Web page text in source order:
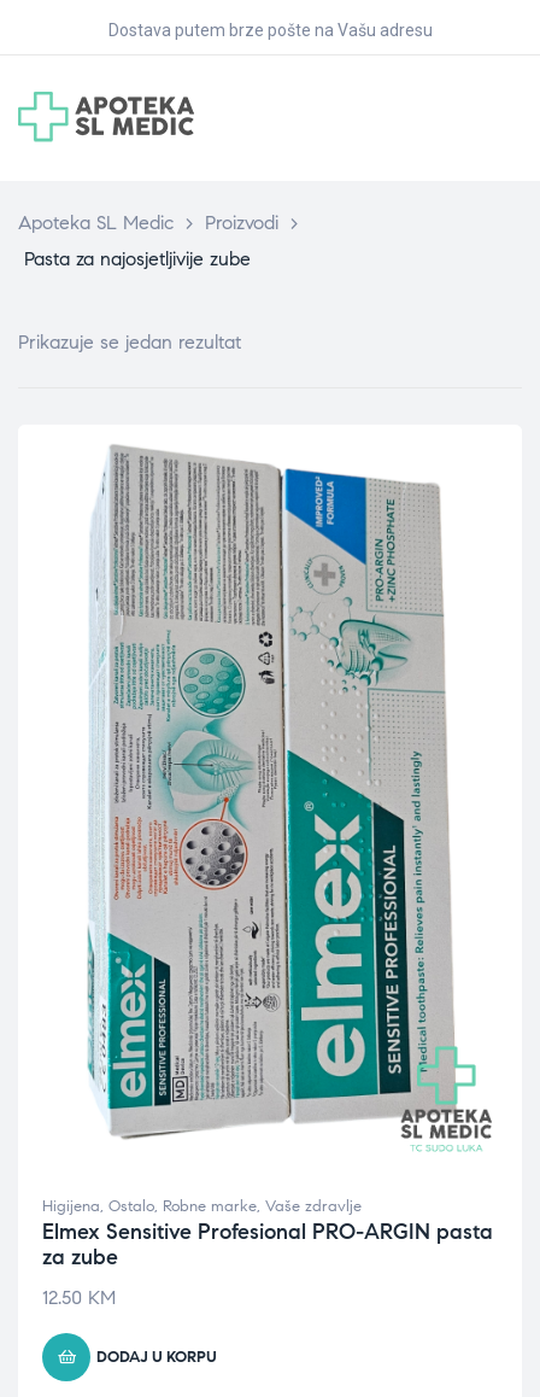
Dostava putem brze pošte na Vašu adresu
Apoteka SL Medic > Proizvodi >
Pasta za najosjetljivije zube
Prikazuje se jedan rezultat
Higijena, Ostalo, Robne marke, Vaše zdravlje
Elmex Sensitive Profesional PRO-ARGIN pasta
za zube
12.50 KM
DODAJ U KORPU